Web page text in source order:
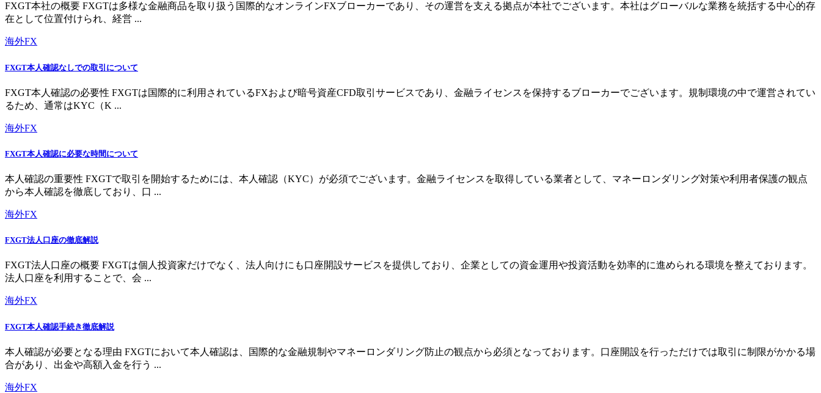
FXGT本社の概要 FXGTは多様な金融商品を取り扱う国際的なオンラインFXブローカーであり、その運営を支える拠点が本社でございます。本社はグローバルな業務を統括する中心的存
在として位置付けられ、経営 ...
海外FX
FXGT本人確認なしでの取引について
FXGT本人確認の必要性 FXGTは国際的に利用されているFXおよび暗号資産CFD取引サービスであり、金融ライセンスを保持するブローカーでございます。規制環境の中で運営されてい
るため、通常はKYC（K ...
海外FX
FXGT本人確認に必要な時間について
本人確認の重要性 FXGTで取引を開始するためには、本人確認（KYC）が必須でございます。金融ライセンスを取得している業者として、マネーロンダリング対策や利用者保護の観点
から本人確認を徹底しており、口 ...
海外FX
FXGT法人口座の徹底解説
FXGT法人口座の概要 FXGTは個人投資家だけでなく、法人向けにも口座開設サービスを提供しており、企業としての資金運用や投資活動を効率的に進められる環境を整えております。
法人口座を利用することで、会 ...
海外FX
FXGT本人確認手続き徹底解説
本人確認が必要となる理由 FXGTにおいて本人確認は、国際的な金融規制やマネーロンダリング防止の観点から必須となっております。口座開設を行っただけでは取引に制限がかかる場
合があり、出金や高額入金を行う ...
海外FX